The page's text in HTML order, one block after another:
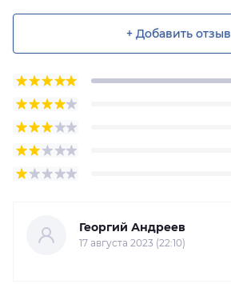
+ Добавить отзыв
Георгий Андреев
17 августа 2023 (22:10)